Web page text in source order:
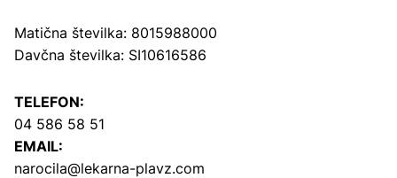
Matična številka: 8015988000
Davčna številka: SI10616586
TELEFON:
04 586 58 51
EMAIL:
narocila@lekarna-plavz.com